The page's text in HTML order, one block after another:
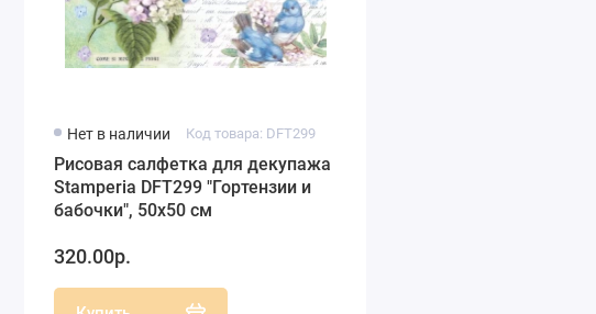
Нет в наличии Код товара: DFT299
Рисовая салфетка для декупажа
Stamperia DFT299 "Гортензии и
бабочки", 50х50 см
320.00р.